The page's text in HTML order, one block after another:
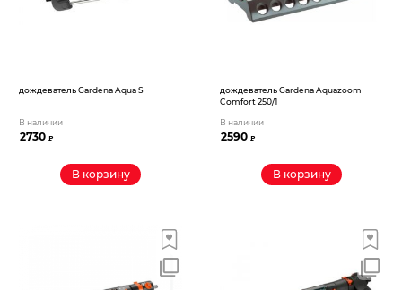
дождеватель Gardena Aqua S
В наличии
2730₽
В корзину
дождеватель Gardena Aquazoom
Comfort 250/1
В наличии
2590₽
В корзину